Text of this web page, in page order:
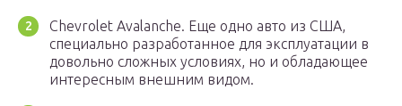
Chevrolet Avalanche. Еще одно авто из США,
специально разработанное для эксплуатации в
довольно сложных условиях, но и обладающее
интересным внешним видом.